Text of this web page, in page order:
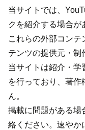
当サイトでは、
クを紹介する場合が
これらの外部コンテ
テンツの提供元・制
当サイトは紹介・学
を行っており、著
ん。
掲載に問題がある場
絡ください。速やか